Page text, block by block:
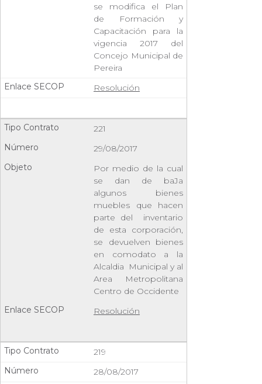
se modifica el Plan
de Formación y
Capacitación para la
vigencia 2017 del
Concejo Municipal de
Pereira
Resolución
221
29/08/2017
Por medio de la cual
se dan de baJa
algunos bienes
muebles que hacen
parte del
inventario
de esta corporación,
se devuelven bienes
en comodato a la
Alcaldia
Municipal y al
Area Metropolitana
Centro de Occidente
Resolución
219
28/08/2017